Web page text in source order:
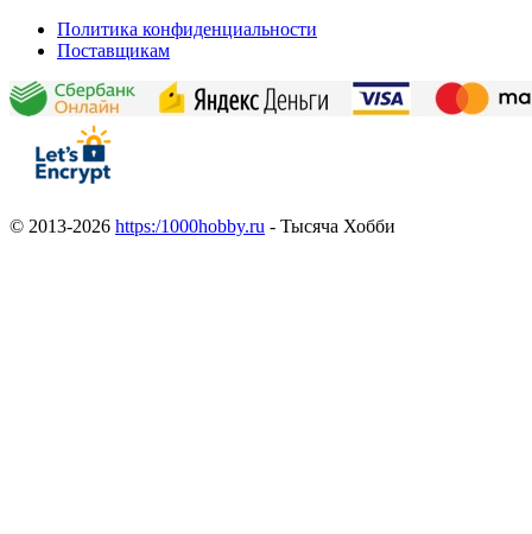
Политика конфиденциальности
Поставщикам
© 2013-2026 https:/1000hobby.ru - Тысяча Хобби